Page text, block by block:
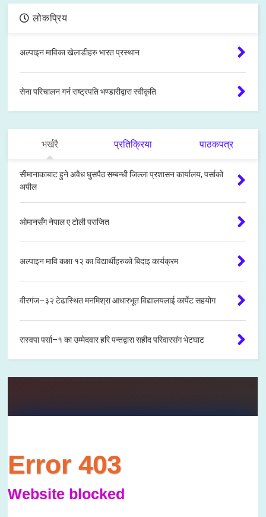
लोकप्रिय
अल्पाइन माविका खेलाडीहरु भारत प्रस्थान
सेना परिचालन गर्न राष्ट्रपति भण्डारीद्वारा स्वीकृति
भर्खरै प्रतिक्रिया पाठकपत्र
सीमानाकाबाट हुने अवैध घुसपैठ सम्बन्धी जिल्ला प्रशासन कार्यालय, पर्साको
अपील
ओमानसँग नेपाल ए टोली पराजित
अल्पाइन मावि कक्षा १२ का विद्यार्थीहरुको बिदाइ कार्यक्रम
वीरगंज–३२ टेढास्थित मनमिश्रा आधारभूत विद्यालयलाई कार्पेट सहयोग
रास्वपा पर्सा–१ का उम्मेदवार हरि पन्तद्वारा सहीद परिवारसंग भेटघाट